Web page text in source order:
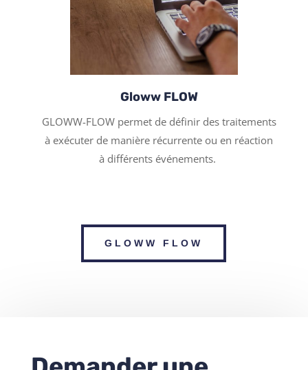
Gloww FLOW
GLOWW-FLOW permet de définir des traitements
à exécuter de manière récurrente ou en réaction
à différents événements.
GLOWW FLOW